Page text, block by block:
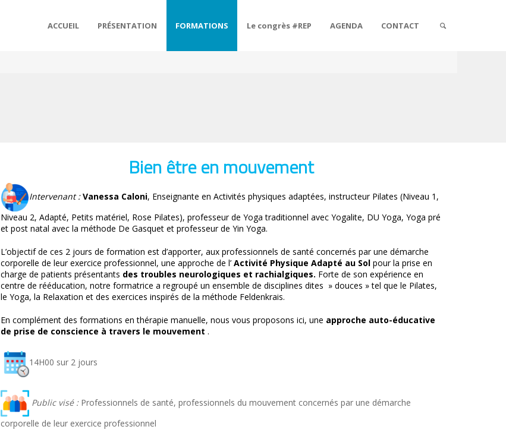
ACCUEIL PRÉSENTATION FORMATIONS Le congrès #REP AGENDA CONTACT
Bien être en mouvement
Intervenant : Vanessa Caloni, Enseignante en Activités physiques adaptées, instructeur Pilates (Niveau 1,
Niveau 2, Adapté, Petits matériel, Rose Pilates), professeur de Yoga traditionnel avec Yogalite, DU Yoga, Yoga pré
et post natal avec la méthode De Gasquet et professeur de Yin Yoga.
L’objectif de ces 2 jours de formation est d’apporter, aux professionnels de santé concernés par une démarche
corporelle de leur exercice professionnel, une approche de l’ Activité Physique Adapté au Sol pour la prise en
charge de patients présentants des troubles neurologiques et rachialgiques. Forte de son expérience en
centre de rééducation, notre formatrice a regroupé un ensemble de disciplines dites » douces » tel que le Pilates,
le Yoga, la Relaxation et des exercices inspirés de la méthode Feldenkrais.
En complément des formations en thérapie manuelle, nous vous proposons ici, une approche auto-éducative
de prise de conscience à travers le mouvement .
14H00 sur 2 jours
Public visé :Professionnels de santé, professionnels du mouvement concernés par une démarche
corporelle de leur exercice professionnel